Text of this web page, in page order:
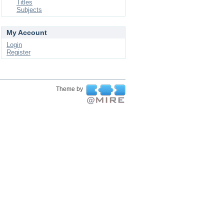
Titles
Subjects
My Account
Login
Register
Theme by